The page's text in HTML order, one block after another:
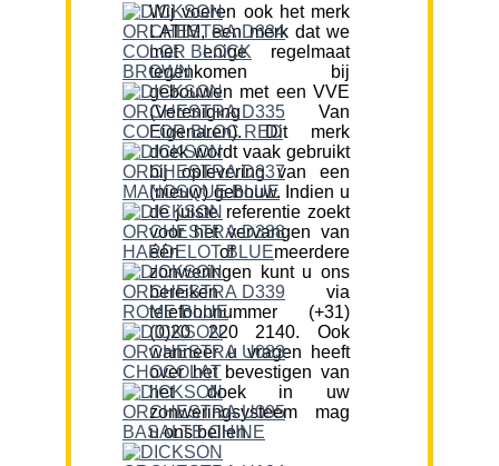
Wij voeren ook het merk
LATIM, een merk dat we
met enige regelmaat
tegenkomen bij
gebouwen met een VVE
(Vereniging Van
Eigenaren). Dit merk
doek wordt vaak gebruikt
bij oplevering van een
(nieuw) gebouw. Indien u
de juiste referentie zoekt
voor het vervangen van
één of meerdere
zonweringen kunt u ons
bereiken via
telefoonnummer (+31)
(0)20 220 2140. Ook
wanneer u vragen heeft
over het bevestigen van
het doek in uw
zonweringsysteem mag
u ons bellen.